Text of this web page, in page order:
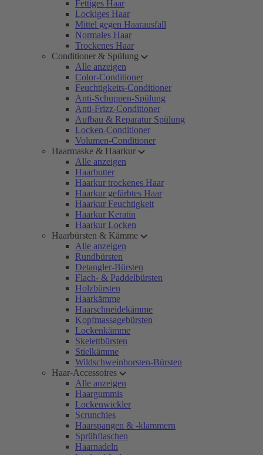
Fettiges Haar
Lockiges Haar
Mittel gegen Haarausfall
Normales Haar
Trockenes Haar
Conditioner & Spülung
Alle anzeigen
Color-Conditioner
Feuchtigkeits-Conditioner
Anti-Schuppen-Spülung
Anti-Frizz-Conditioner
Aufbau & Reparatur Spülung
Locken-Conditioner
Volumen-Conditioner
Haarmaske & Haarkur
Alle anzeigen
Haarbutter
Haarkur trockenes Haar
Haarkur gefärbtes Haar
Haarkur Feuchtigkeit
Haarkur Keratin
Haarkur Locken
Haarbürsten & Kämme
Alle anzeigen
Rundbürsten
Detangler-Bürsten
Flach- & Paddelbürsten
Holzbürsten
Haarkämme
Haarschneidekämme
Kopfmassagebürsten
Lockenkämme
Skelettbürsten
Stielkämme
Wildschweinborsten-Bürsten
Haar-Accessoires
Alle anzeigen
Haargummis
Lockenwickler
Scrunchies
Haarspangen & -klammern
Sprühflaschen
Haarnadeln